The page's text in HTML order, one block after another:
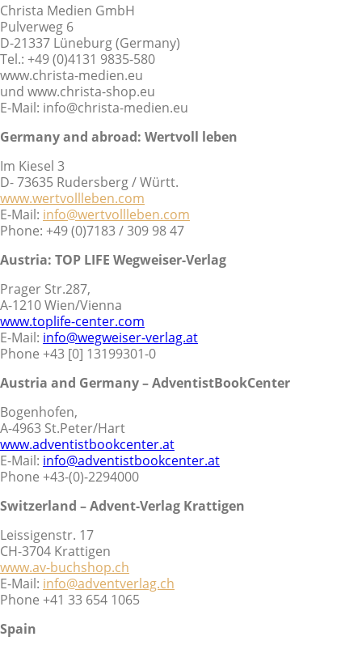
Christa Medien GmbH
Pulverweg 6
D-21337 Lüneburg (Germany)
Tel.: +49 (0)4131 9835-580
www.christa-medien.eu
und www.christa-shop.eu
E-Mail: info@christa-medien.eu
Germany and abroad: Wertvoll leben
Im Kiesel 3
D- 73635 Rudersberg / Württ.
www.wertvollleben.com
E-Mail: info@wertvollleben.com
Phone: +49 (0)7183 / 309 98 47
Austria: TOP LIFE Wegweiser-Verlag
Prager Str.287,
A-1210 Wien/Vienna
www.toplife-center.com
E-Mail: info@wegweiser-verlag.at
Phone +43 [0] 13199301-0
Austria and Germany – AdventistBookCenter
Bogenhofen,
A-4963 St.Peter/Hart
www.adventistbookcenter.at
E-Mail: info@adventistbookcenter.at
Phone +43-(0)-2294000
Switzerland – Advent-Verlag Krattigen
Leissigenstr. 17
CH-3704 Krattigen
www.av-buchshop.ch
E-Mail: info@adventverlag.ch
Phone +41 33 654 1065
Spain